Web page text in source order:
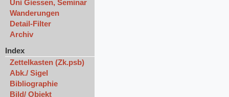
Uni Giessen, Seminar
Wanderungen
Detail-Filter
Archiv
Index
Zettelkasten (Zk.psb)
Abk./ Sigel
Bibliographie
Bild/ Objekt